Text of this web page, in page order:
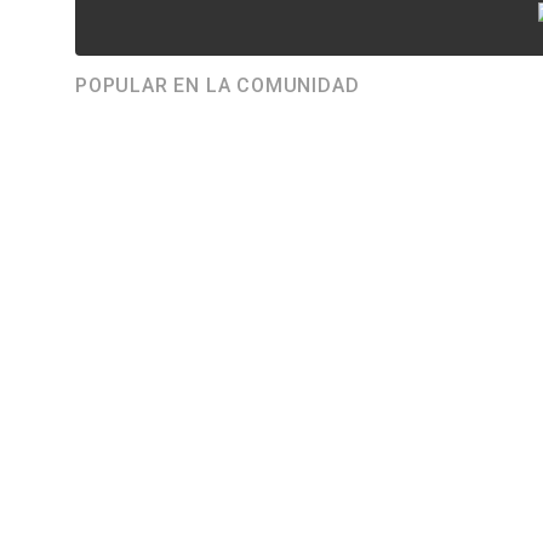
POPULAR EN LA COMUNIDAD